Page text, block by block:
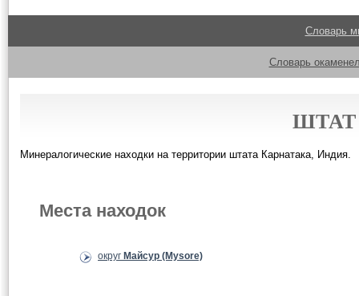
Словарь
Словарь
ШТАТ
Минералогические находки на территории штата Карнатака, Индия.
Места находок
округ Майсур (Mysore)